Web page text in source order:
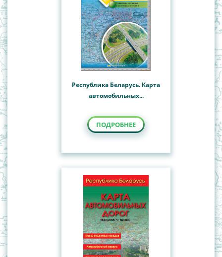
Республика Беларусь. Карта
автомобильных...
ПОДРОБНЕЕ